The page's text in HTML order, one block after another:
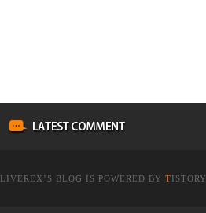
LIVEREX ’S BLOG IS POWERED BY TISTORY